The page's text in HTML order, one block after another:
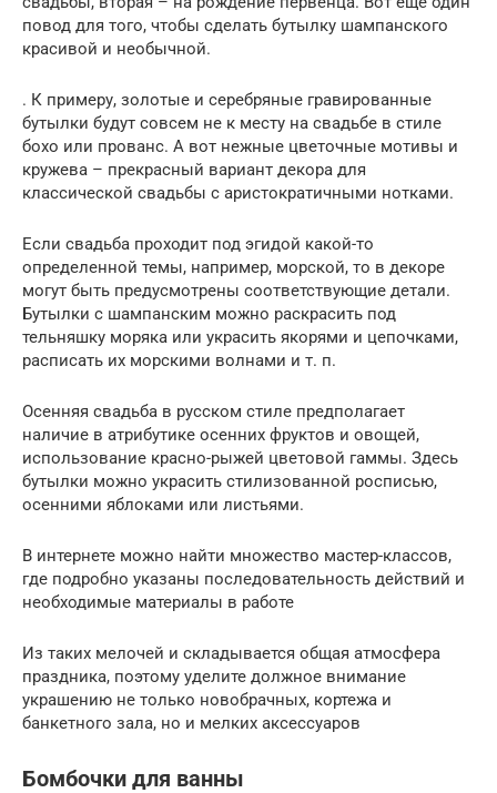
повод для того, чтобы сделать бутылку шампанского
красивой и необычной.
. К примеру, золотые и серебряные гравированные
бутылки будут совсем не к месту на свадьбе в стиле
бохо или прованс. А вот нежные цветочные мотивы и
кружева – прекрасный вариант декора для
классической свадьбы с аристократичными нотками.
Если свадьба проходит под эгидой какой-то
определенной темы, например, морской, то в декоре
могут быть предусмотрены соответствующие детали.
Бутылки с шампанским можно раскрасить под
тельняшку моряка или украсить якорями и цепочками,
расписать их морскими волнами и т. п.
Осенняя свадьба в русском стиле предполагает
наличие в атрибутике осенних фруктов и овощей,
использование красно-рыжей цветовой гаммы. Здесь
бутылки можно украсить стилизованной росписью,
осенними яблоками или листьями.
В интернете можно найти множество мастер-классов,
где подробно указаны последовательность действий и
необходимые материалы в работе
Из таких мелочей и складывается общая атмосфера
праздника, поэтому уделите должное внимание
украшению не только новобрачных, кортежа и
банкетного зала, но и мелких аксессуаров
Бомбочки для ванны